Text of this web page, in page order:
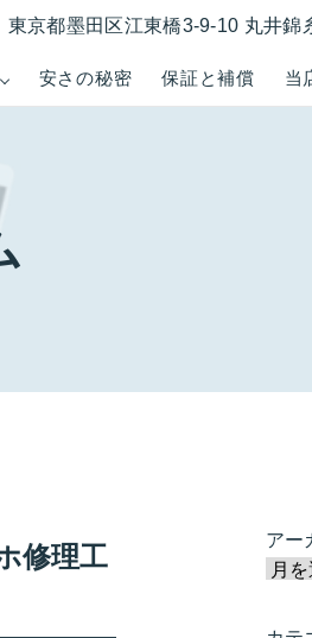
安さの秘密 保証と補償 当
東京都墨田区江東橋3-9-10 丸井錦
修理工
アー